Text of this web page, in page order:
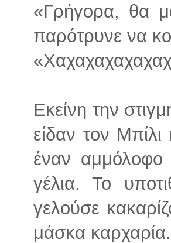
«Γρήγορα, θα
παρότρυνε να
Εκείνη την
είδαν τον
έναν αμμόλοφο
γέλια. Το
γελούσε
μάσκα καρχαρία.